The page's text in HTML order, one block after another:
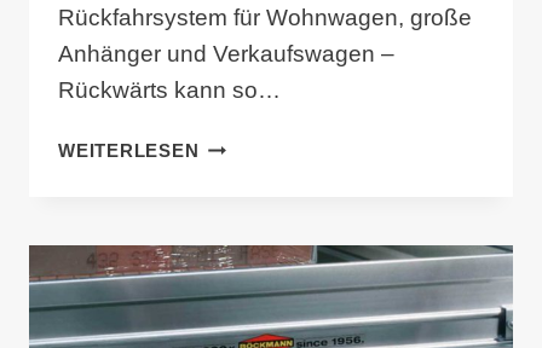
Rückfahrsystem für Wohnwagen, große
Anhänger und Verkaufswagen –
Rückwärts kann so…
WEITERLESEN ANHÄNGER
4